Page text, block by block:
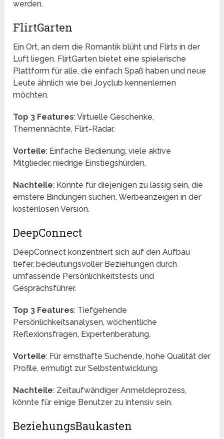
werden.
FlirtGarten
Ein Ort, an dem die Romantik blüht und Flirts in der
Luft liegen. FlirtGarten bietet eine spielerische
Plattform für alle, die einfach Spaß haben und neue
Leute ähnlich wie bei Joyclub kennenlernen
möchten.
Top 3 Features: Virtuelle Geschenke,
Themennächte, Flirt-Radar.
Vorteile: Einfache Bedienung, viele aktive
Mitglieder, niedrige Einstiegshürden.
Nachteile: Könnte für diejenigen zu lässig sein, die
ernstere Bindungen suchen, Werbeanzeigen in der
kostenlosen Version.
DeepConnect
DeepConnect konzentriert sich auf den Aufbau
tiefer, bedeutungsvoller Beziehungen durch
umfassende Persönlichkeitstests und
Gesprächsführer.
Top 3 Features: Tiefgehende
Persönlichkeitsanalysen, wöchentliche
Reflexionsfragen, Expertenberatung.
Vorteile: Für ernsthafte Suchende, hohe Qualität der
Profile, ermutigt zur Selbstentwicklung.
Nachteile: Zeitaufwändiger Anmeldeprozess,
könnte für einige Benutzer zu intensiv sein.
BeziehungsBaukasten